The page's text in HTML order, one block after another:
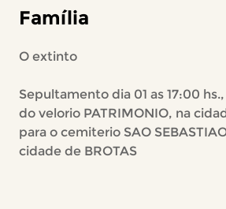
Família
O extinto
Sepultamento dia 01 as 17:00
do velorio PATRIMONIO, na
para o cemiterio SAO
cidade de BROTAS